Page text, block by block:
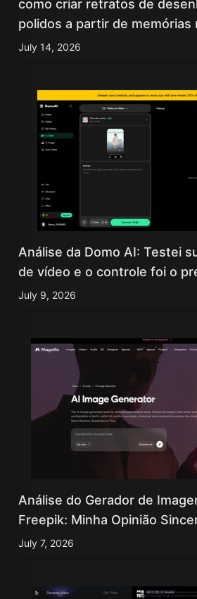
como criar retratos de
polidos a partir de memórias
July 14, 2026
Análise da Domo AI: Testei
de vídeo e o controle foi o
July 9, 2026
Análise do Gerador de
Freepik: Minha Opinião
July 7, 2026